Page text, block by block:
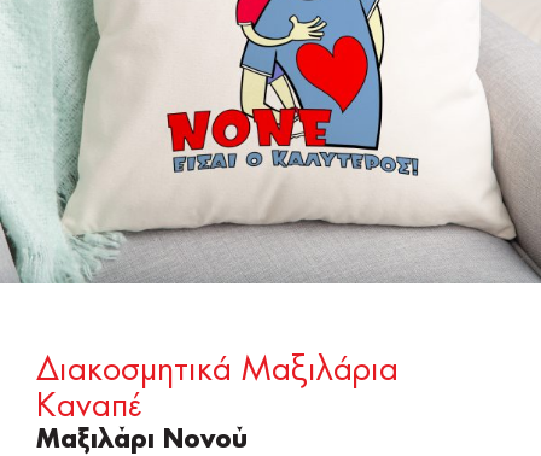
Διακοσμητικά Μαξιλάρια
Καναπέ
Μαξιλάρι Νονού